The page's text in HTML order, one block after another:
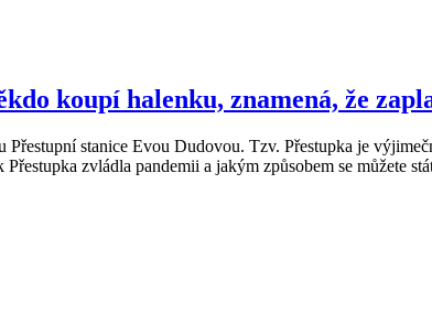
koupí halenku, znamená, že
stanice Evou Dudovou. Tzv. Přestupka je
zvládla pandemii a jakým způsobem se můžete